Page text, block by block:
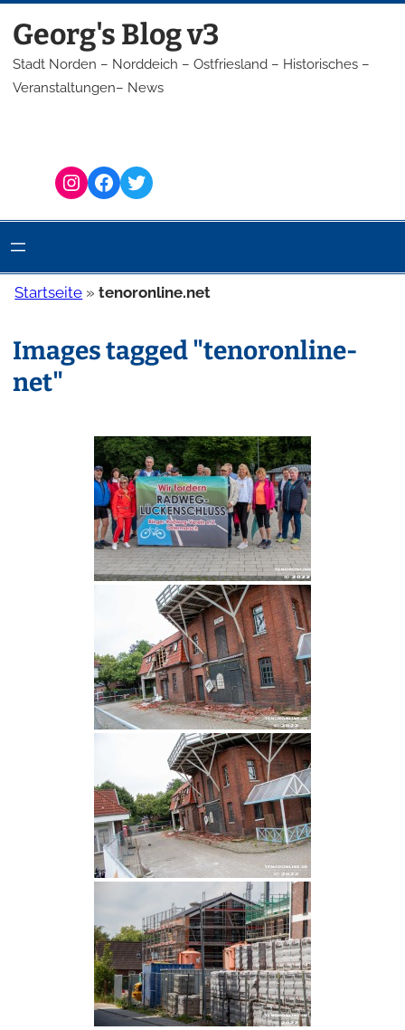
Inhalt
springen
Georg's Blog v3
Stadt Norden – Norddeich – Ostfriesland – Historisches –
Veranstaltungen– News
Instagram Facebook Twitter
Startseite »tenoronline.net
Images tagged "tenoronline-
net"